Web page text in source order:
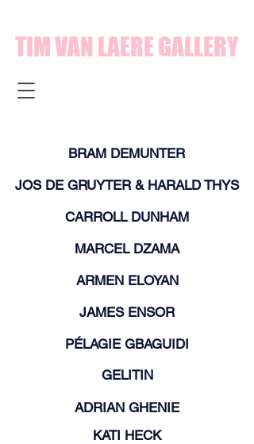
TIM VAN LAERE GALLERY
BRAM DEMUNTER
JOS DE GRUYTER & HARALD THYS
CARROLL DUNHAM
MARCEL DZAMA
ARMEN ELOYAN
JAMES ENSOR
PÉLAGIE GBAGUIDI
GELITIN
ADRIAN GHENIE
KATI HECK